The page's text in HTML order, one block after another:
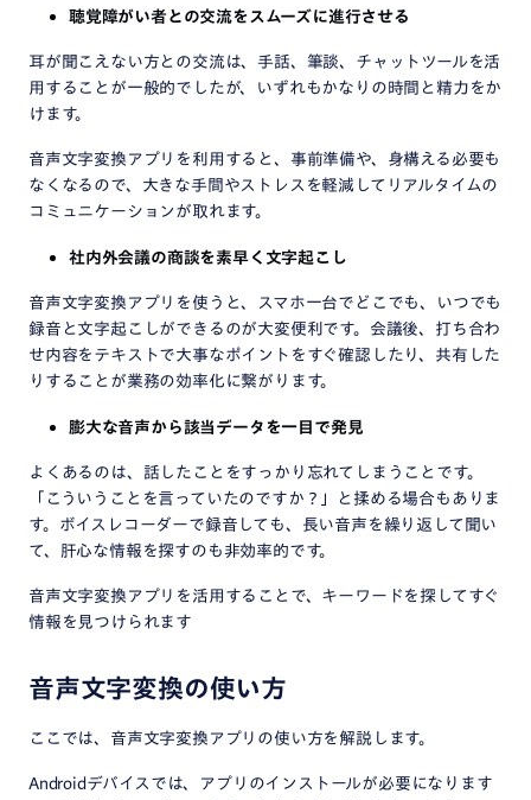
聴覚障がい者との交流をスムーズに進行させる
耳が聞こえない方との交流は、手話、筆談、チャットツールを活
用することが一般的でしたが、いずれもかなりの時間と精力をか
けます。
音声文字変換アプリを利用すると、事前準備や、身構える必要も
なくなるので、大きな手間やストレスを軽減してリアルタイムの
コミュニケーションが取れます。
社内外会議の商談を素早く文字起こし
音声文字変換アプリを使うと、スマホ一台でどこでも、いつでも
録音と文字起こしができるのが大変便利です。会議後、打ち合わ
せ内容をテキストで大事なポイントをすぐ確認したり、共有した
りすることが業務の効率化に繋がります。
膨大な音声から該当データを一目で発見
よくあるのは、話したことをすっかり忘れてしまうことです。
「こういうことを言っていたのですか？」と揉める場合もありま
す。ボイスレコーダーで録音しても、長い音声を繰り返して聞い
て、肝心な情報を探すのも非効率的です。
音声文字変換アプリを活用することで、キーワードを探してすぐ
情報を見つけられます
音声文字変換の使い方
ここでは、音声文字変換アプリの使い方を解説します。
Androidデバイスでは、アプリのインストールが必要になります